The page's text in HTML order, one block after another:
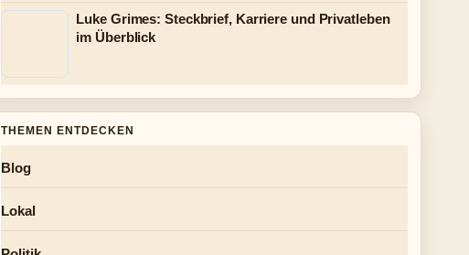
Luke Grimes: Steckbrief, Karriere und Privatleben
im Überblick
THEMEN ENTDECKEN
Blog
Lokal